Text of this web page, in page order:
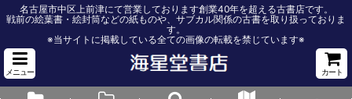
名古屋市中区上前津にて営業しております創業40年を超える古書店です。
戦前の絵葉書・絵封筒などの紙ものや、サブカル関係の古書を取り扱っておりま
す。
※当サイトに掲載している全ての画像の転載を禁じています※
メニュー カート